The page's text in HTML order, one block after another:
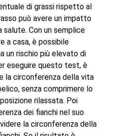
di grassi rispetto al
può avere un impatto
salute. Con un semplice
a casa, è possibile
un rischio più elevato di
eseguire questo test, è
la circonferenza della vita
senza comprimere lo
rilassata. Poi
dei fianchi nel suo
la circonferenza della